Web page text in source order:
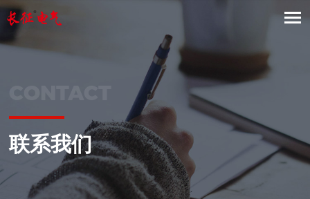
联系我们